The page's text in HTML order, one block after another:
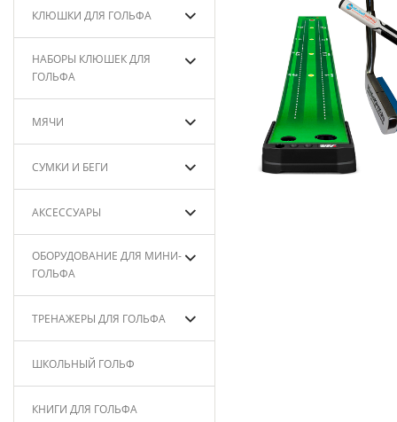
КЛЮШКИ ДЛЯ ГОЛЬФА
НАБОРЫ КЛЮШЕК ДЛЯ
ГОЛЬФА
МЯЧИ
СУМКИ И БЕГИ
АКСЕССУАРЫ
ОБОРУДОВАНИЕ ДЛЯ МИНИ-
ГОЛЬФА
ТРЕНАЖЕРЫ ДЛЯ ГОЛЬФА
ШКОЛЬНЫЙ ГОЛЬФ
КНИГИ ДЛЯ ГОЛЬФА